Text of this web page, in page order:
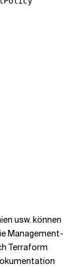
usw. können
Management-
Terraform